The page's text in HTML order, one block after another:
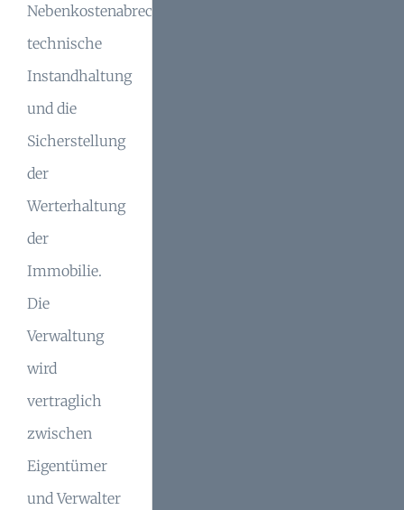
Nebenkostenabrechnungen,
technische
Instandhaltung
und die
Sicherstellung
der
Werterhaltung
der
Immobilie.
Die
Verwaltung
wird
vertraglich
zwischen
Eigentümer
und Verwalter